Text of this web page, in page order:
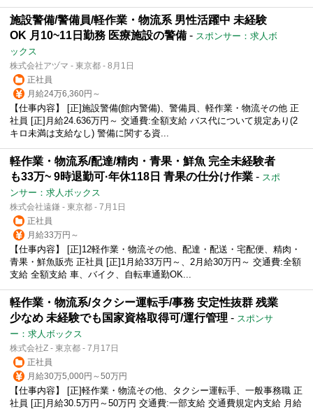
施設警備/警備員/軽作業・物流系 男性活躍中 未経験
OK 月10~11日勤務 医療施設の警備 - スポンサー：求人ボ
ックス
株式会社アヅマ - 東京都 - 8月1日
正社員
月給24万6,360円～
【仕事内容】 [正]施設警備(館内警備)、警備員、軽作業・物流その他 正
社員 [正]月給24.636万円～ 交通費:全額支給 バス代について規定あり(2
キロ未満は支給なし) 警備に関する資...
軽作業・物流系/配達/精肉・青果・鮮魚 完全未経験者
も33万~ 9時退勤可·年休118日 青果の仕分け作業 - スポ
ンサー：求人ボックス
株式会社遠鎌 - 東京都 - 7月1日
正社員
月給33万円～
【仕事内容】 [正]12軽作業・物流その他、配達・配送・宅配便、精肉・
青果・鮮魚販売 正社員 [正]1月給33万円～、2月給30万円～ 交通費:全額
支給 全額支給 車、バイク、自転車通勤OK...
軽作業・物流系/タクシー運転手/事務 安定性抜群 残業
少なめ 未経験でも国家資格取得可/運行管理 - スポンサ
ー：求人ボックス
株式会社Z - 東京都 - 7月17日
正社員
月給30万5,000円～50万円
【仕事内容】 [正]軽作業・物流その他、タクシー運転手、一般事務職 正
社員 [正]月給30.5万円～50万円 交通費:一部支給 交通費規定内支給 月給